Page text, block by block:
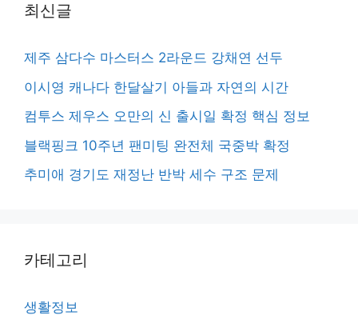
최신글
제주 삼다수 마스터스 2라운드 강채연 선두
이시영 캐나다 한달살기 아들과 자연의 시간
컴투스 제우스 오만의 신 출시일 확정 핵심 정보
블랙핑크 10주년 팬미팅 완전체 국중박 확정
추미애 경기도 재정난 반박 세수 구조 문제
카테고리
생활정보